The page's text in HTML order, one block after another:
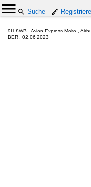
Suche
9H-SWB , Avion Express Malta ,
BER , 02.06.2023